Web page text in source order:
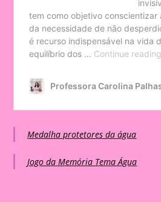
Medalha protetores da água
Jogo da Memória Tema Água